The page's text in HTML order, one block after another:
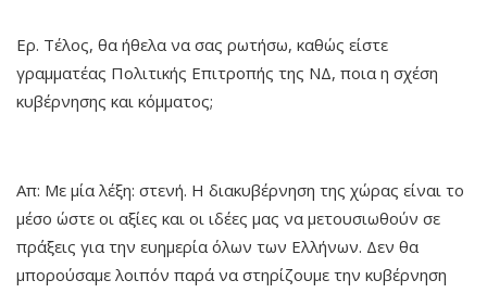
Ερ. Τέλος, θα ήθελα να σας ρωτήσω, καθώς είστε
γραμματέας Πολιτικής Επιτροπής της ΝΔ, ποια η σχέση
κυβέρνησης και κόμματος;
Απ: Με μία λέξη: στενή. Η διακυβέρνηση της χώρας είναι το
μέσο ώστε οι αξίες και οι ιδέες μας να μετουσιωθούν σε
πράξεις για την ευημερία όλων των Ελλήνων. Δεν θα
μπορούσαμε λοιπόν παρά να στηρίζουμε την κυβέρνηση